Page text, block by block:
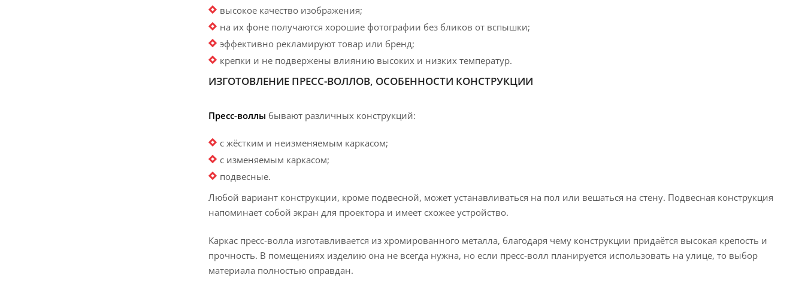
высокое качество изображения;
на их фоне получаются хорошие фотографии без бликов от вспышки;
эффективно рекламируют товар или бренд;
крепки и не подвержены влиянию высоких и низких температур.
ИЗГОТОВЛЕНИЕ ПРЕСС-ВОЛЛОВ, ОСОБЕННОСТИ КОНСТРУКЦИИ
Пресс-воллы бывают различных конструкций:
с жёстким и неизменяемым каркасом;
с изменяемым каркасом;
подвесные.
Любой вариант конструкции, кроме подвесной, может устанавливаться на пол или вешаться на стену. Подвесная конструкция
напоминает собой экран для проектора и имеет схожее устройство.
Каркас пресс-волла изготавливается из хромированного металла, благодаря чему конструкции придаётся высокая крепость и
прочность. В помещениях изделию она не всегда нужна, но если пресс-волл планируется использовать на улице, то выбор
материала полностью оправдан.